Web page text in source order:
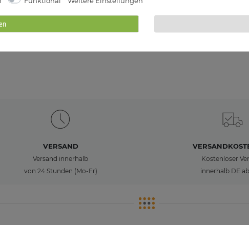
VERSAND
Versand innerhalb
von 24 Stunden (Mo-Fr)
Kostenloser
innerhalb DE